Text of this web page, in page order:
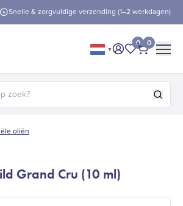
Snelle & zorgvuldige verzending (1–2 werkdagen)
▼ Mijn account
Mijn
0 0
oliën
Grand Cru (10 ml)